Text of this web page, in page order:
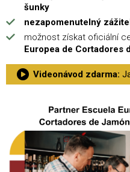
šunky
nezapomenutelný
možnost získat oficiální
Europea de Cortadores
Videonávod zdarma: